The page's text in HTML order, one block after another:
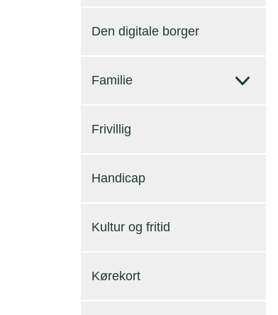
Den digitale borger
Familie
Frivillig
Handicap
Kultur og fritid
Kørekort